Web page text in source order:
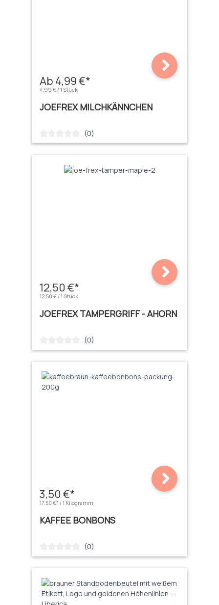
Ab 4,99 €*
4,99 € / 1 Stück
JOEFREX MILCHKÄNNCHEN
Durchschnittliche Bewertung von 0 von 5 Sternen
(0)
12,50 €*
12,50 € / 1 Stück
JOEFREX TAMPERGRIFF - AHORN
Durchschnittliche Bewertung von 0 von 5 Sternen
(0)
3,50 €*
17,50 €* / 1 Kilogramm
KAFFEE BONBONS
Durchschnittliche Bewertung von 0 von 5 Sternen
(0)